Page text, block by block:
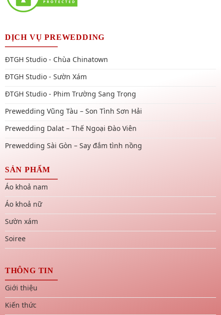
DỊCH VỤ PREWEDDING
ĐTGH Studio - Chùa Chinatown
ĐTGH Studio - Sườn Xám
ĐTGH Studio - Phim Trường Sang Trọng
Prewedding Vũng Tàu – Son Tình Sơn Hải
Prewedding Dalat – Thế Ngoại Đào Viên
Prewedding Sài Gòn – Say đắm tình nồng
SẢN PHẨM
Áo khoả nam
Áo khoả nữ
Sườn xám
Soiree
THÔNG TIN
Giới thiệu
Kiến thức